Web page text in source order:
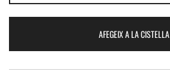
Anuari
23-
24
AFEGEIX A LA CISTELLA